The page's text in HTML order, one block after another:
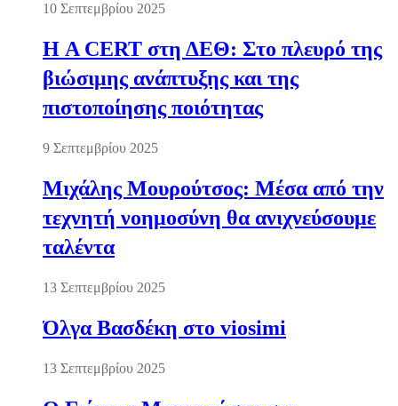
10 Σεπτεμβρίου 2025
Η A CERT στη ΔΕΘ: Στο πλευρό της
βιώσιμης ανάπτυξης και της
πιστοποίησης ποιότητας
9 Σεπτεμβρίου 2025
Μιχάλης Μουρούτσος: Μέσα από την
τεχνητή νοημοσύνη θα ανιχνεύσουμε
ταλέντα
13 Σεπτεμβρίου 2025
Όλγα Βασδέκη στο viosimi
13 Σεπτεμβρίου 2025